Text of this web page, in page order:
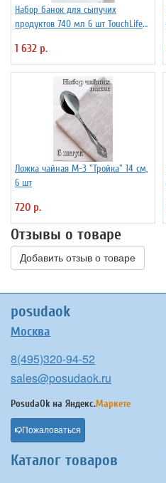
Набор банок для сыпучих
продуктов 740 мл 6 шт TouchLife
1 632 р.
Ложка чайная М-3 "Тройка" 14 см,
6 шт
720 р.
Отзывы о товаре
Добавить отзыв о товаре
posudaok
Москва
8(495)320-94-52
sales@posudaok.ru
PosudaOk на Яндекс.Маркете
Пожаловаться
Каталог товаров